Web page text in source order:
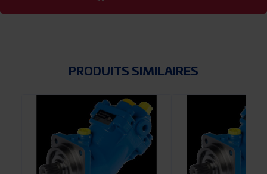
PRODUITS SIMILAIRES